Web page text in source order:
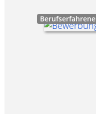
Berufserfahrene